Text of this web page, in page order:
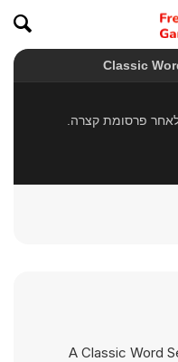
A Classic Word